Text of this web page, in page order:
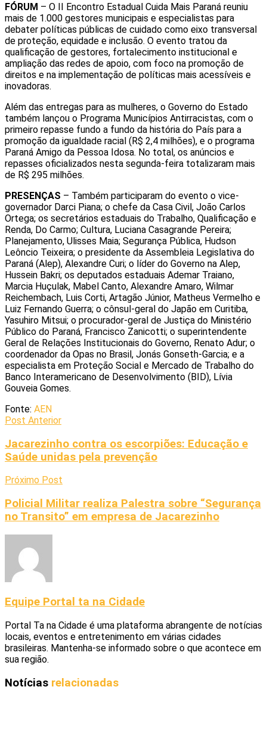
FÓRUM – O II Encontro Estadual Cuida Mais Paraná reuniu
mais de 1.000 gestores municipais e especialistas para
debater políticas públicas de cuidado como eixo transversal
de proteção, equidade e inclusão. O evento tratou da
qualificação de gestores, fortalecimento institucional e
ampliação das redes de apoio, com foco na promoção de
direitos e na implementação de políticas mais acessíveis e
inovadoras.
Além das entregas para as mulheres, o Governo do Estado
também lançou o Programa Municípios Antirracistas, com o
primeiro repasse fundo a fundo da história do País para a
promoção da igualdade racial (R$ 2,4 milhões), e o programa
Paraná Amigo da Pessoa Idosa. No total, os anúncios e
repasses oficializados nesta segunda-feira totalizaram mais
de R$ 295 milhões.
PRESENÇAS – Também participaram do evento o vice-
governador Darci Piana; o chefe da Casa Civil, João Carlos
Ortega; os secretários estaduais do Trabalho, Qualificação e
Renda, Do Carmo; Cultura, Luciana Casagrande Pereira;
Planejamento, Ulisses Maia; Segurança Pública, Hudson
Leôncio Teixeira; o presidente da Assembleia Legislativa do
Paraná (Alep), Alexandre Curi; o líder do Governo na Alep,
Hussein Bakri; os deputados estaduais Ademar Traiano,
Marcia Huçulak, Mabel Canto, Alexandre Amaro, Wilmar
Reichembach, Luis Corti, Artagão Júnior, Matheus Vermelho e
Luiz Fernando Guerra; o cônsul-geral do Japão em Curitiba,
Yasuhiro Mitsui; o procurador-geral de Justiça do Ministério
Público do Paraná, Francisco Zanicotti; o superintendente
Geral de Relações Institucionais do Governo, Renato Adur; o
coordenador da Opas no Brasil, Jonás Gonseth-Garcia; e a
especialista em Proteção Social e Mercado de Trabalho do
Banco Interamericano de Desenvolvimento (BID), Lívia
Gouveia Gomes.
Fonte: AEN
Post Anterior
Jacarezinho contra os escorpiões: Educação e
Saúde unidas pela prevenção
Próximo Post
Policial Militar realiza Palestra sobre “Segurança
no Transito” em empresa de Jacarezinho
Equipe Portal ta na Cidade
Portal Ta na Cidade é uma plataforma abrangente de notícias
locais, eventos e entretenimento em várias cidades
brasileiras. Mantenha-se informado sobre o que acontece em
sua região.
Notícias relacionadas